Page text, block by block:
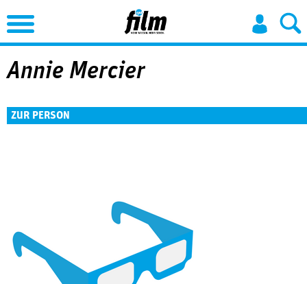
Jump to Navigation
Annie Mercier
ZUR PERSON